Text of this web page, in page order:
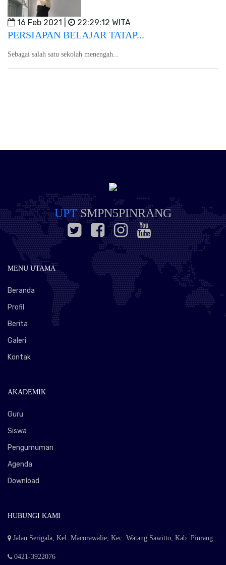
16 Feb 2021 | 22:29:12 WITA
PERSIAPAN BELAJAR TATAP...
Sebagai salah satu sekolah menengah...
UPTSMPN5PINRANG
MENU UTAMA
Beranda
Profil
Berita
Galeri
Kontak
AKADEMIK
Guru
Siswa
Pengumuman
Agenda
Download
HUBUNGI KAMI
Jalan Serigala, Kel. Macorawalie, Kec. Watang Sawitto, Kab. Pinrang
0421-3922076